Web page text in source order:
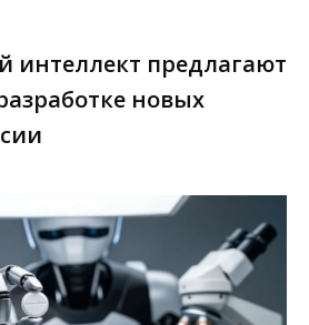
интеллект предлагают
новых